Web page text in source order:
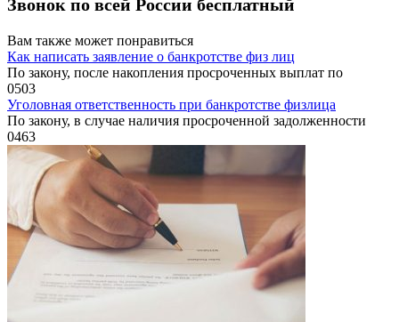
Звонок по всей России бесплатный
Вам также может понравиться
Как написать заявление о банкротстве физ лиц
По закону, после накопления просроченных выплат по
0503
Уголовная ответственность при банкротстве физлица
По закону, в случае наличия просроченной задолженности
0463